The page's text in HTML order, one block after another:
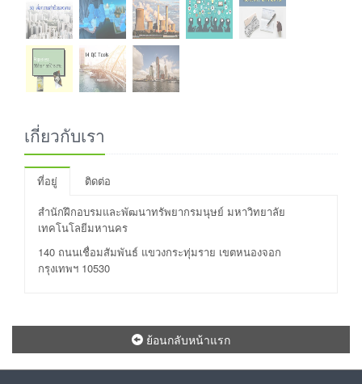
เกี่ยวกับเรา
ที่อยู่
ติดต่อ
สำนักฝึกอบรมและพัฒนาทรัพยากรมนุษย์ มหาวิทยาลัย
เทคโนโลยีมหานคร
140 ถนนเชื่อมสัมพันธ์ แขวงกระทุ่มราย เขตหนองจอก
กรุงเทพฯ 10530
ย้อนกลับหน้าแรก